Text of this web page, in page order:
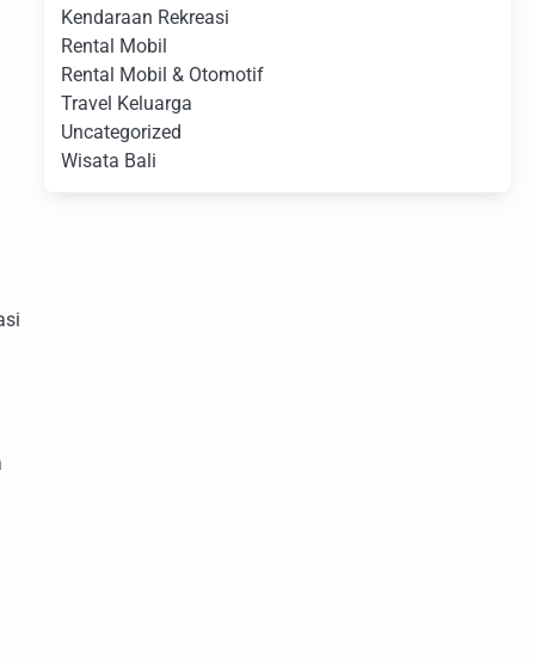
Kendaraan Rekreasi
Rental Mobil
Rental Mobil & Otomotif
Travel Keluarga
Uncategorized
Wisata Bali